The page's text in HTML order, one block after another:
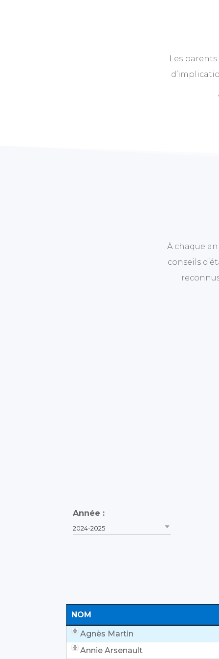
Les parents
À chaque
conseils
Année :
2024-2025
NOM
Agnès Martin
Annie Arsenault